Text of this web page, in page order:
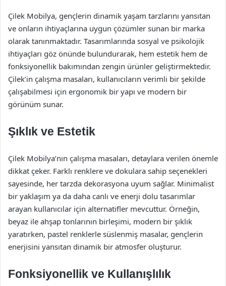
Çilek Mobilya, gençlerin dinamik yaşam tarzlarını yansıtan
ve onların ihtiyaçlarına uygun çözümler sunan bir marka
olarak tanınmaktadır. Tasarımlarında sosyal ve psikolojik
ihtiyaçları göz önünde bulundurarak, hem estetik hem de
fonksiyonellik bakımından zengin ürünler geliştirmektedir.
Çilek’in çalışma masaları, kullanıcıların verimli bir şekilde
çalışabilmesi için ergonomik bir yapı ve modern bir
görünüm sunar.
Şıklık ve Estetik
Çilek Mobilya’nın çalışma masaları, detaylara verilen önemle
dikkat çeker. Farklı renklere ve dokulara sahip seçenekleri
sayesinde, her tarzda dekorasyona uyum sağlar. Minimalist
bir yaklaşım ya da daha canlı ve enerji dolu tasarımlar
arayan kullanıcılar için alternatifler mevcuttur. Örneğin,
beyaz ile ahşap tonlarının birleşimi, modern bir şıklık
yaratırken, pastel renklerle süslenmiş masalar, gençlerin
enerjisini yansıtan dinamik bir atmosfer oluşturur.
Fonksiyonellik ve Kullanışlılık